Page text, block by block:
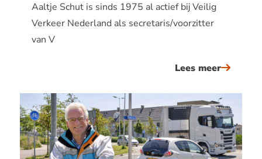
Aaltje Schut is sinds 1975 al actief bij Veilig
Verkeer Nederland als secretaris/voorzitter
van V
Lees meerover
schut:
‘we
onder